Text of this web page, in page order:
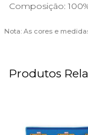
Composição:
Nota: As cores e
Produtos